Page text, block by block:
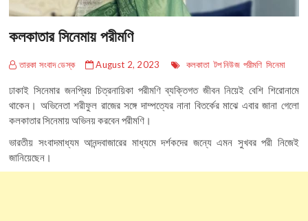
কলকাতার সিনেমায় পরীমণি
তারকা সংবাদ ডেস্ক August 2, 2023 কলকাতা টপ নিউজ পরীমণি সিনেমা
ঢাকাই সিনেমার জনপ্রিয় চিত্রনায়িকা পরীমণি ব্যক্তিগত জীবন নিয়েই বেশি শিরোনামে
থাকেন। অভিনেতা শরীফুল রাজের সঙ্গে দাম্পত্যের নানা বিতর্কের মাঝে এবার জানা গেলো
কলকাতার সিনেমায় অভিনয় করবেন পরীমণি।
ভারতীয় সংবাদমাধ্যম আনন্দবাজারের মাধ্যমে দর্শকদের জন্যে এমন সুখবর পরী নিজেই
জানিয়েছেন।